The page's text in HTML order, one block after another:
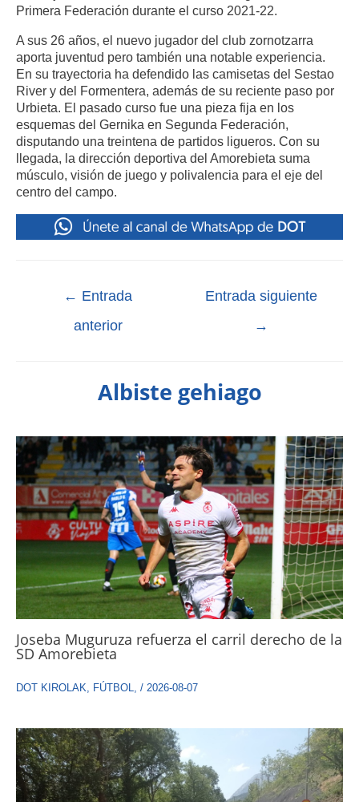
Primera Federación durante el curso 2021-22.
A sus 26 años, el nuevo jugador del club zornotzarra
aporta juventud pero también una notable experiencia.
En su trayectoria ha defendido las camisetas del Sestao
River y del Formentera, además de su reciente paso por
Urbieta. El pasado curso fue una pieza fija en los
esquemas del Gernika en Segunda Federación,
disputando una treintena de partidos ligueros. Con su
llegada, la dirección deportiva del Amorebieta suma
músculo, visión de juego y polivalencia para el eje del
centro del campo.
← Entrada
anterior
Entrada siguiente
→
Albiste gehiago
Joseba Muguruza refuerza el carril derecho de la
SD Amorebieta
DOT KIROLAK FÚTBOL / 2026-08-07